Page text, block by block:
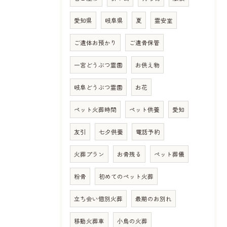
愛知県 岐阜県 夏 霊安室
ご遺体お預かり ご遺骨保管
一宮どうぶつ霊園 お供え物
岐阜どうぶつ霊園 お花
ペット火葬時間 ペット供養 愛知
友引 七夕供養 電話予約
火葬プラン お骨残る ペット葬儀
粉骨 初めてのペット火葬
立ち会い個別火葬 最期のお別れ
移動火葬車 小鳥の火葬